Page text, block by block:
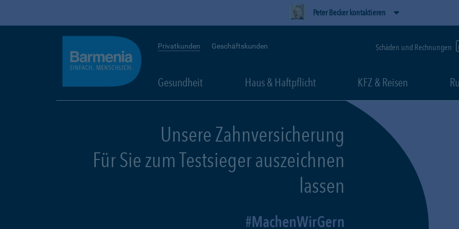
Peter Becker kontaktieren
Privatkunden Geschäftskunden Schäden und Rechnungen
Gesundheit Haus & Haftpflicht KFZ & Reisen
Unsere Zahnversicherung
Für Sie zum Testsieger auszeichnen
lassen
MachenWirGern